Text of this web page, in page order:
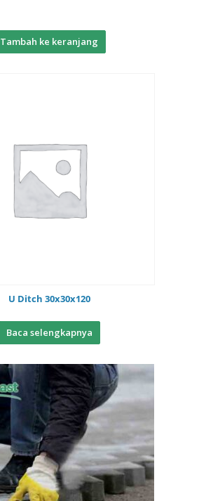
Tambah ke keranjang
U Ditch 30x30x120
Baca selengkapnya